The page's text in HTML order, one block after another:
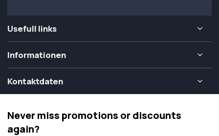
Usefull links
Informationen
Kontaktdaten
Never miss promotions or discounts
again?